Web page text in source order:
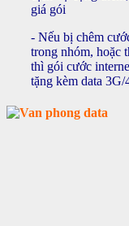
giá gói
- Nếu bị chêm
trong nhóm, hoặc
thì gói cước
tặng kèm data 3G/